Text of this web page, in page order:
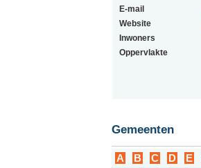
E-mail
Website
Inwoners
Oppervlakte
Gemeenten
A B C D E